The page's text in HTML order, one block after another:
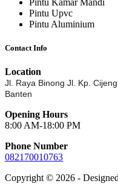
Pintu Kamar Mandi
Pintu Upvc
Pintu Aluminium
Contact Info
Location
Jl. Raya Binong Jl. Kp.
Banten
Opening Hours
8:00 AM-18:00 PM
Phone Number
082170010763
Copyright © 2026 -